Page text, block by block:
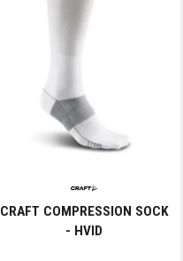
CRAFT COMPRESSION SOCK
- HVID